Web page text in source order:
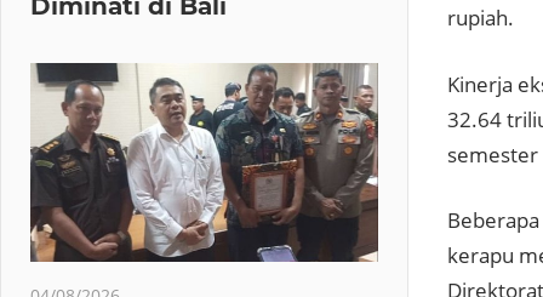
rupiah.
Kinerja
32.64
semester
kerapu
Diminati di Bali